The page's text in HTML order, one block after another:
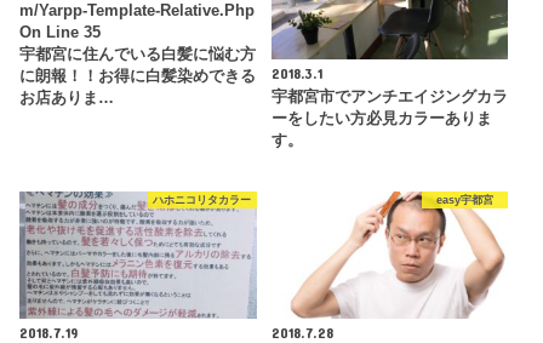
M/yarpp-Template-Relative.php
On Line35
宇都宮に住んでいる白髪に悩む方
に朗報！！お得に白髪染めできる
お店ありま…
2018.3.1
宇都宮市でアンチエイジングカラ
ーをしたい方必見カラーありま
す。
ハホニコリタカラー
2018.7.19
easy宇都宮
2018.7.28